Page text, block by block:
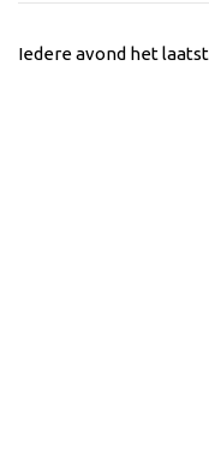
Iedere avond het